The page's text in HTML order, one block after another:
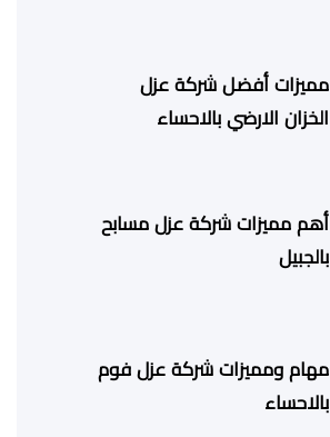
مميزات أفضل شركة عزل
الخزان الارضي بالاحساء
أهم مميزات شركة عزل مسابح
بالجبيل
مهام ومميزات شركة عزل فوم
بالاحساء